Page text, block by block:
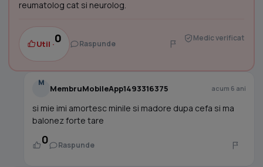
reumatolog cat si neurolog.
Util ·0 Raspunde
Medic verificat
M
MembruMobileApp1493316375 acum 6 ani
si mie imi amortesc minile si madore dupa cefa si ma
balonez forte tare
0 Raspunde